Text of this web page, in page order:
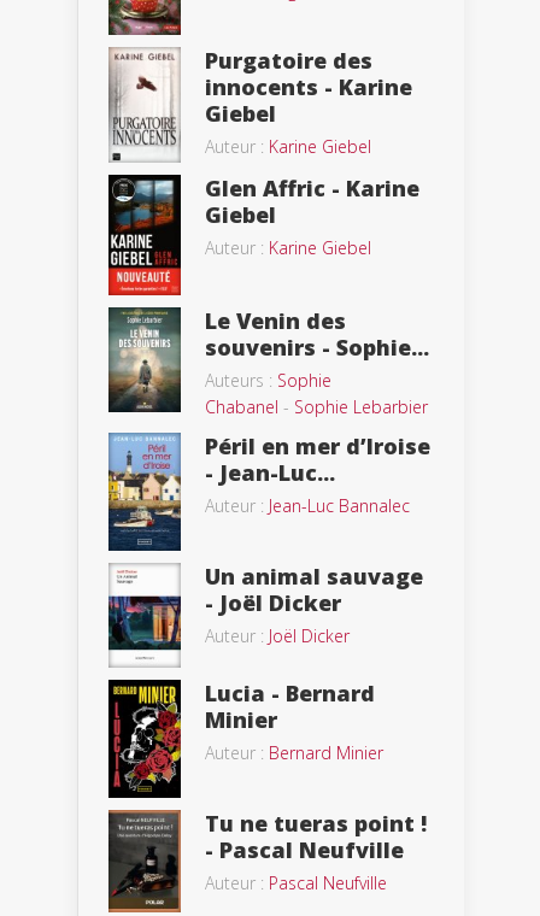
Purgatoire des
innocents - Karine
Giebel
Auteur : Karine Giebel
Glen Affric - Karine
Giebel
Auteur : Karine Giebel
Le Venin des
souvenirs - Sophie...
Auteurs : Sophie
Chabanel - Sophie Lebarbier
Péril en mer d’Iroise
- Jean-Luc...
Auteur : Jean-Luc Bannalec
Un animal sauvage
- Joël Dicker
Auteur : Joël Dicker
Lucia - Bernard
Minier
Auteur : Bernard Minier
Tu ne tueras point !
- Pascal Neufville
Auteur : Pascal Neufville